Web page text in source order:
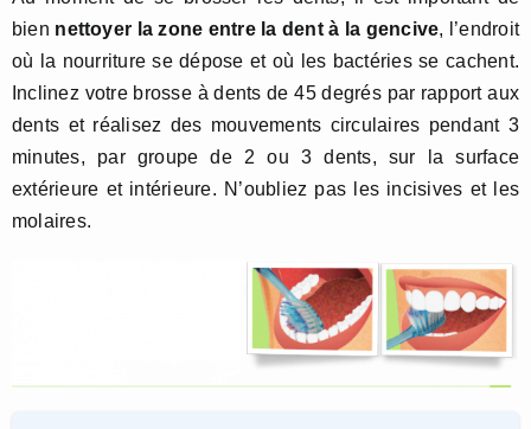
bien nettoyer la zone entre la dent à la gencive, l’endroit
où la nourriture se dépose et où les bactéries se cachent.
Inclinez votre brosse à dents de 45 degrés par rapport aux
dents et réalisez des mouvements circulaires pendant 3
minutes, par groupe de 2 ou 3 dents, sur la surface
extérieure et intérieure. N’oubliez pas les incisives et les
molaires.